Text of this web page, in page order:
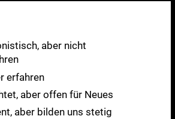
aber nicht
erfahren
aber offen für Neues
aber bilden uns stetig